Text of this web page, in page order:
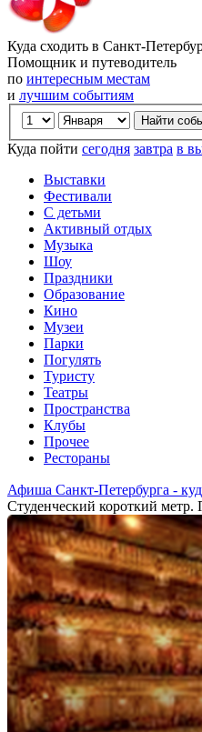
Куда сходить в Санкт-
Помощник и путеводитель
по интересным местам
и лучшим событиям
Куда пойти сегодня завтра в
Выставки
Фестивали
С детьми
Активный отдых
Музыка
Шоу
Праздники
Образование
Кино
Музеи
Парки
Погулять
Туристу
Театры
Пространства
Клубы
Прочее
Рестораны
Афиша Санкт-Петербурга -
Студенческий короткий метр.